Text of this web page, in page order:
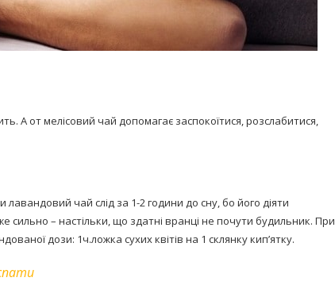
А от мелісовий чай допомагає заспокоїтися, розслабитися,
чай слід за 1-2 години до сну, бо його діяти
сильно – настільки, що здатні вранці не почути будильник. При
дози: 1ч.ложка сухих квітів на 1 склянку кип’ятку.